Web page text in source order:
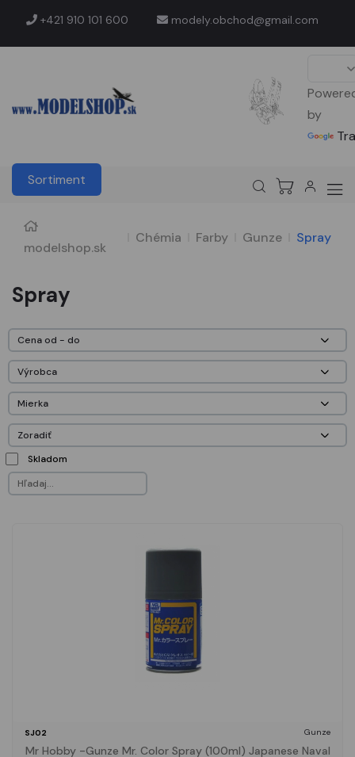
+421 910 101 600 modely.obchod@gmail.com
by
Sortiment
modelshop.sk
Chémia Farby Gunze Spray
Spray
Skladom
SJ02 Gunze
Mr Hobby -Gunze Mr. Color Spray (100ml) Japanese Naval